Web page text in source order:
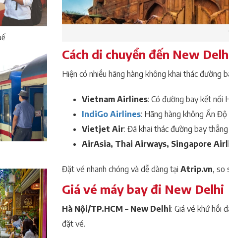
Cách di chuyển đến New
Hiện có nhiều hãng hàng không khai thác đường
Vietnam Airlines: Có đường bay kết nối
IndiGo Airlines: Hãng hàng không Ấn
Vietjet Air: Đã khai thác đường bay
AirAsia, Thai Airways, Singapore
Đặt vé nhanh chóng và dễ dàng tại Atrip.vn, so
Giá vé máy bay đi New Delhi
Hà Nội/TP.HCM – New Delhi: Giá vé khứ hồi
đặt vé.